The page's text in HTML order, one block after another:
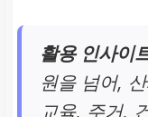
활용 인사이
원을 넘어,
교육, 주거,